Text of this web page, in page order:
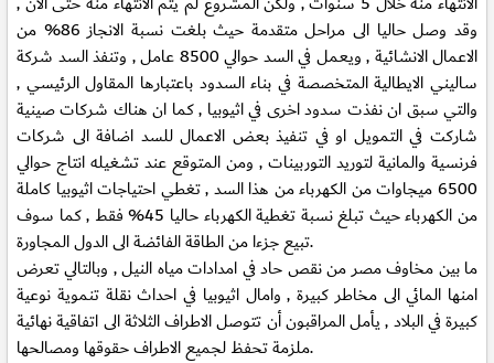
وقد وصل حاليا الى مراحل متقدمة حيث بلغت نسبة الانجاز 86% من
الاعمال الانشائية , ويعمل في السد حوالي 8500 عامل , وتنفذ السد شركة
ساليني الايطالية المتخصصة في بناء السدود باعتبارها المقاول الرئيسي ,
والتي سبق ان نفذت سدود اخرى في اثيوبيا , كما ان هناك شركات صينية
شاركت في التمويل او في تنفيذ بعض الاعمال للسد اضافة الى شركات
فرنسية والمانية لتوريد التوربينات , ومن المتوقع عند تشغيله انتاج حوالي
6500 ميجاوات من الكهرباء من هذا السد , تغطي احتياجات اثيوبيا كاملة
من الكهرباء حيث تبلغ نسبة تغطية الكهرباء حاليا 45% فقط , كما سوف
تبيع جزءا من الطاقة الفائضة الى الدول المجاورة.
ما بين مخاوف مصر من نقص حاد في امدادات مياه النيل , وبالتالي تعرض
امنها المائي الى مخاطر كبيرة , وامال اثيوبيا في احداث نقلة تنموية نوعية
كبيرة في البلاد , يأمل المراقبون أن تتوصل الاطراف الثلاثة الى اتفاقية نهائية
ملزمة تحفظ لجميع الاطراف حقوقها ومصالحها.